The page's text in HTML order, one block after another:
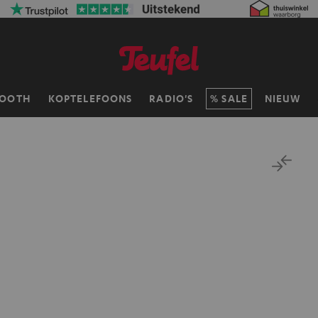
KOPTELEFOONS RADIO'S SALE NIEUW